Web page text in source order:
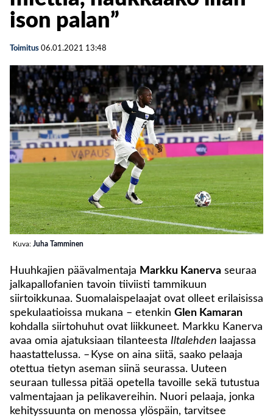
ison palan”
Toimitus 06.01.2021 13:48
Kuva: Juha Tamminen
Huuhkajien päävalmentaja Markku Kanerva seuraa
jalkapallofanien tavoin tiiviisti tammikuun
siirtoikkunaa. Suomalaispelaajat ovat olleet erilaisissa
spekulaatioissa mukana – etenkin Glen Kamaran
kohdalla siirtohuhut ovat liikkuneet. Markku Kanerva
avaa omia ajatuksiaan tilanteesta Iltalehden laajassa
haastattelussa. – Kyse on aina siitä, saako pelaaja
otettua tietyn aseman siinä seurassa. Uuteen
seuraan tullessa pitää opetella tavoille sekä tutustua
valmentajaan ja pelikavereihin. Nuori pelaaja, jonka
kehityssuunta on menossa ylöspäin, tarvitsee